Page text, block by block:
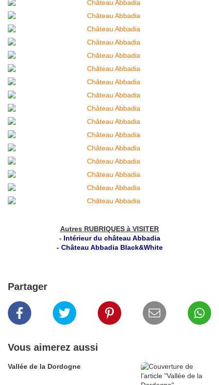
Autres RUBRIQUES à VISITER
- Intérieur du château Abbadia
- Château Abbadia Black&White
Partager
Vous aimerez aussi
Vallée de la Dordogne